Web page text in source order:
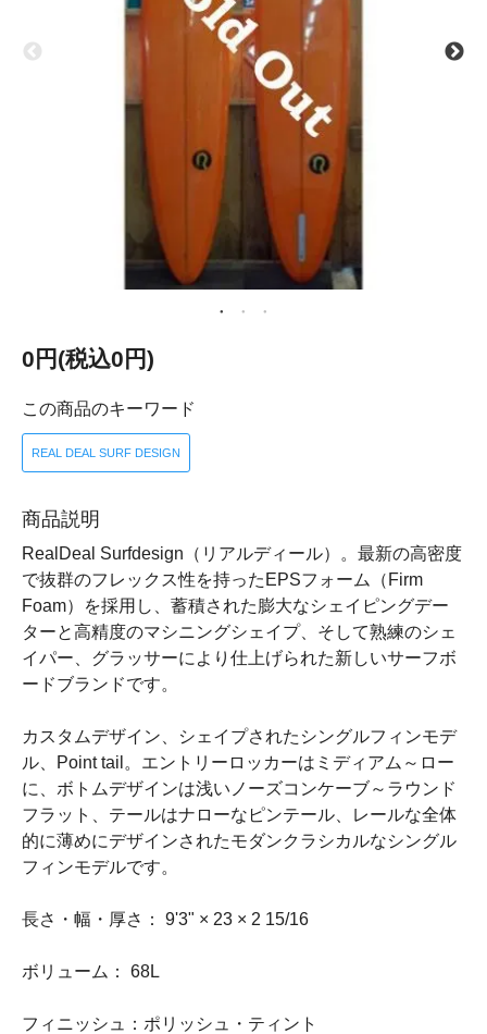
0円(税込0円)
この商品のキーワード
REAL DEAL SURF DESIGN
商品説明
RealDeal Surfdesign（リアルディール）。最新の高密度
で抜群のフレックス性を持ったEPSフォーム（Firm
Foam）を採用し、蓄積された膨大なシェイピングデー
ターと高精度のマシニングシェイプ、そして熟練のシェ
イパー、グラッサーにより仕上げられた新しいサーフボ
ードブランドです。
カスタムデザイン、シェイプされたシングルフィンモデ
ル、Point tail。エントリーロッカーはミディアム～ロー
に、ボトムデザインは浅いノーズコンケーブ～ラウンド
フラット、テールはナローなピンテール、レールな全体
的に薄めにデザインされたモダンクラシカルなシングル
フィンモデルです。
長さ・幅・厚さ： 9'3" × 23 × 2 15/16
ボリューム： 68L
フィニッシュ：ポリッシュ・ティント